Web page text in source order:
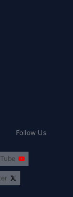
Follow Us